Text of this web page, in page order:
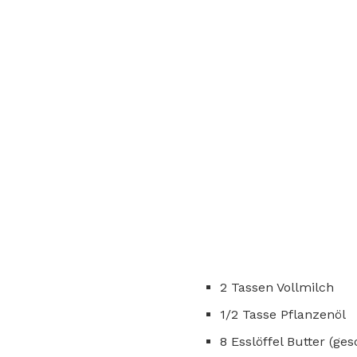
2 Tassen Vollmilch
1/2 Tasse Pflanzenöl
8 Esslöffel Butter